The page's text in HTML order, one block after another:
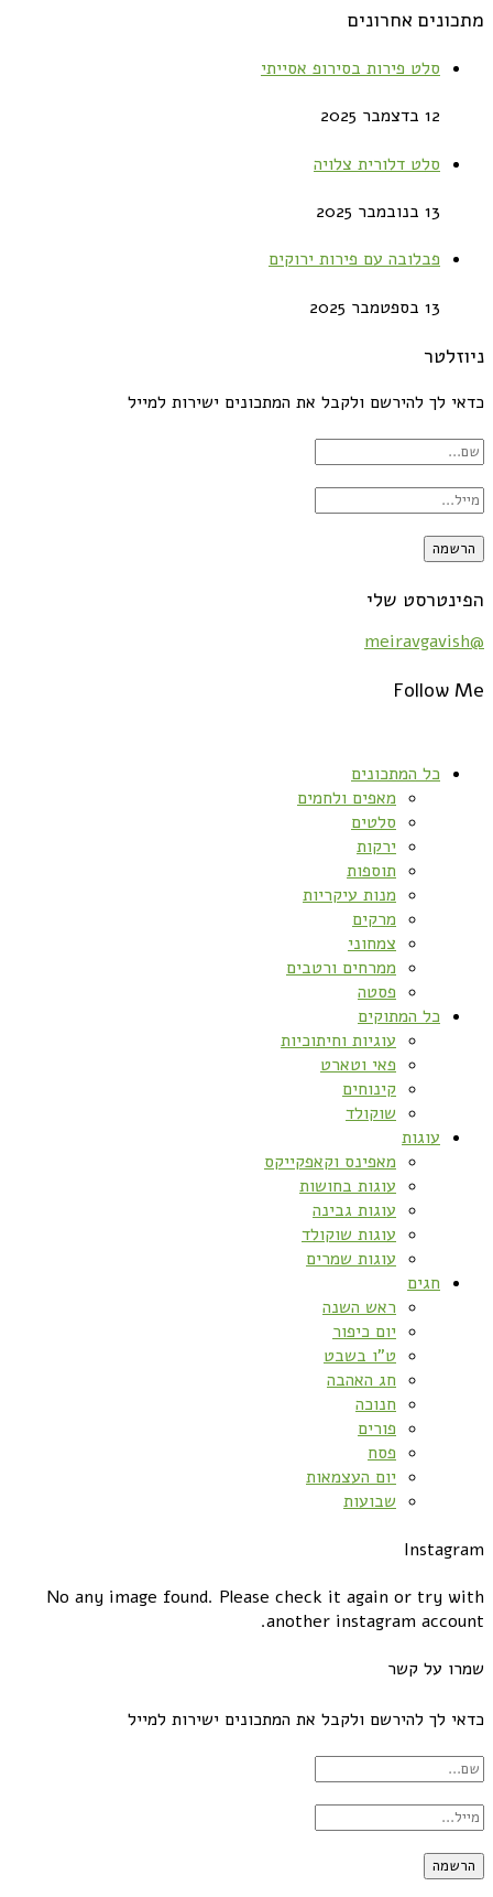
מתכונים אחרונים
סלט פירות בסירופ אסייתי
12 בדצמבר 2025
סלט דלורית צלויה
13 בנובמבר 2025
פבלובה עם פירות ירוקים
13 בספטמבר 2025
ניוזלטר
כדאי לך להירשם ולקבל את המתכונים ישירות למייל
הפינטרסט שלי
@meiravgavish
Follow Me
כל המתכונים
מאפים ולחמים
סלטים
ירקות
תוספות
מנות עיקריות
מרקים
צמחוני
ממרחים ורטבים
פסטה
כל המתוקים
עוגיות וחיתוכיות
פאי וטארט
קינוחים
שוקולד
עוגות
מאפינס וקאפקייקס
עוגות בחושות
עוגות גבינה
עוגות שוקולד
עוגות שמרים
חגים
ראש השנה
יום כיפור
ט”ו בשבט
חג האהבה
חנוכה
פורים
פסח
יום העצמאות
שבועות
Instagram
No any image found. Please check it again or try with
another instagram account.
שמרו על קשר
כדאי לך להירשם ולקבל את המתכונים ישירות למייל